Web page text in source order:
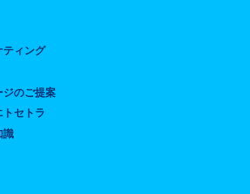
ティング
ジのご提案
トセトラ
識